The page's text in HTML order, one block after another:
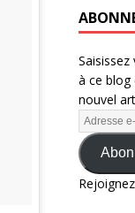
à ce blog
nouvel